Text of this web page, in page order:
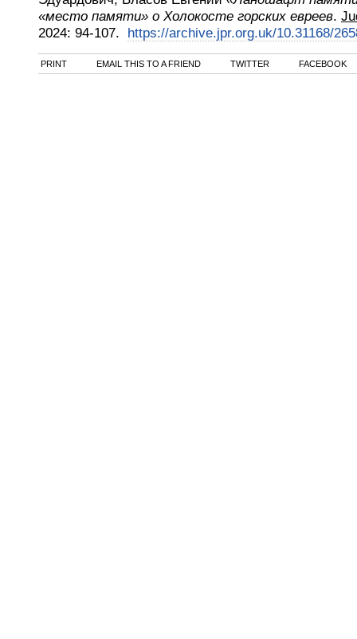
«место памяти» о Холокосте горских евреев.
2024: 94-107. https://archive.jpr.org.uk/10.31168/
PRINT EMAIL THIS TO A FRIEND TWITTER FACEBOOK